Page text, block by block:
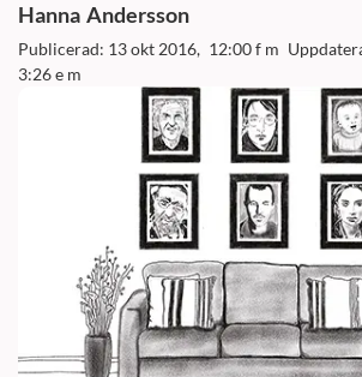
Hanna Andersson
Publicerad: 13 okt 2016, 12:00 f m
3:26 e m